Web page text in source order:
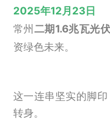
2025年12月23日
常州 二期1.6兆瓦光
资绿色未来。
这一连串坚实的脚
转身。